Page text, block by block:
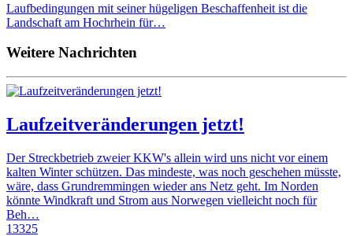
Laufbedingungen mit seiner hügeligen Beschaffenheit ist die
Landschaft am Hochrhein für…
Weitere Nachrichten
Laufzeitveränderungen jetzt!
Der Streckbetrieb zweier KKW's allein wird uns nicht vor einem
kalten Winter schützen. Das mindeste, was noch geschehen müsste,
wäre, dass Grundremmingen wieder ans Netz geht. Im Norden
könnte Windkraft und Strom aus Norwegen vielleicht noch für
Beh…
13325